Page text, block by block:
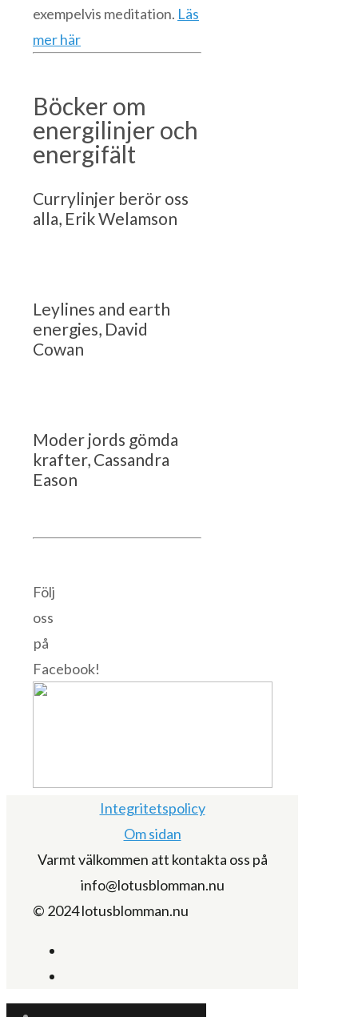
exempelvis meditation. Läs
mer här
Böcker om
energilinjer och
energifält
Currylinjer berör oss
alla, Erik Welamson
Leylines and earth
energies, David
Cowan
Moder jords gömda
krafter, Cassandra
Eason
Följ
oss
på
Facebook!
Integritetspolicy
Om sidan
Varmt välkommen att kontakta oss på
info@lotusblomman.nu
© 2024 lotusblomman.nu